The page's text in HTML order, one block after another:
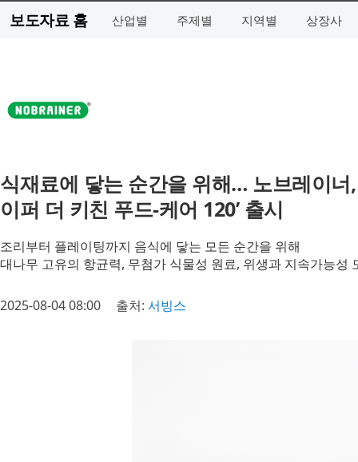
보도자료 홈 산업별 주제별 지역별 상장사
식재료에 닿는 순간을 위해… 노브레이너
이퍼 더 키친 푸드-케어 120’ 출시
조리부터 플레이팅까지 음식에 닿는 모든 순간을 위해
대나무 고유의 항균력, 무첨가 식물성 원료, 위생과 지속가능성
2025-08-04 08:00 출처: 서빙스